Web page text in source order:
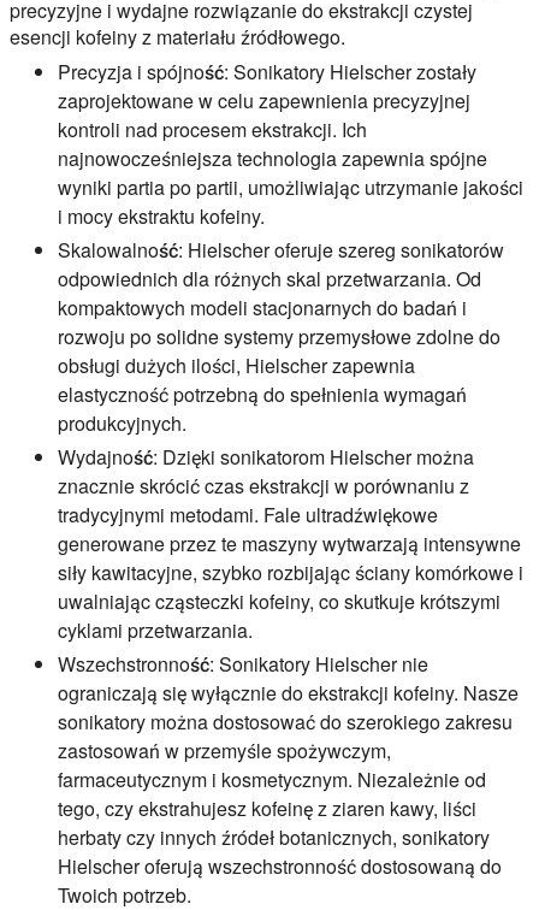
precyzyjne i wydajne rozwiązanie do ekstrakcji czystej
esencji kofeiny z materiału źródłowego.
Precyzja i spójność: Sonikatory Hielscher zostały
zaprojektowane w celu zapewnienia precyzyjnej
kontroli nad procesem ekstrakcji. Ich
najnowocześniejsza technologia zapewnia spójne
wyniki partia po partii, umożliwiając utrzymanie jakości
i mocy ekstraktu kofeiny.
Skalowalność: Hielscher oferuje szereg sonikatorów
odpowiednich dla różnych skal przetwarzania. Od
kompaktowych modeli stacjonarnych do badań i
rozwoju po solidne systemy przemysłowe zdolne do
obsługi dużych ilości, Hielscher zapewnia
elastyczność potrzebną do spełnienia wymagań
produkcyjnych.
Wydajność: Dzięki sonikatorom Hielscher można
znacznie skrócić czas ekstrakcji w porównaniu z
tradycyjnymi metodami. Fale ultradźwiękowe
generowane przez te maszyny wytwarzają intensywne
siły kawitacyjne, szybko rozbijając ściany komórkowe i
uwalniając cząsteczki kofeiny, co skutkuje krótszymi
cyklami przetwarzania.
Wszechstronność: Sonikatory Hielscher nie
ograniczają się wyłącznie do ekstrakcji kofeiny. Nasze
sonikatory można dostosować do szerokiego zakresu
zastosowań w przemyśle spożywczym,
farmaceutycznym i kosmetycznym. Niezależnie od
tego, czy ekstrahujesz kofeinę z ziaren kawy, liści
herbaty czy innych źródeł botanicznych, sonikatory
Hielscher oferują wszechstronność dostosowaną do
Twoich potrzeb.